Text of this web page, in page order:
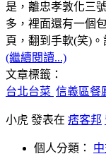
是，離忠孝敦化三
多，裡面還有一個
頁，翻到手軟(笑)
(繼續閱讀...)
文章標籤：
台北台菜 信義區餐
小虎 發表在 痞客邦
個人分類：